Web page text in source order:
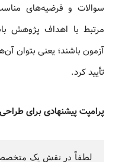
سوالات و فرضیه‌های
مرتبط با اهداف پژوهش
آزمون باشند؛ یعنی بتوان
تأیید کرد.
پرامپت پیشنهادی برای